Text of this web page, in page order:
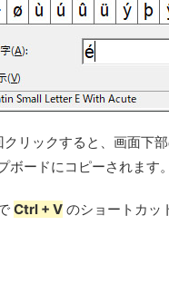
リックすると、画面下
ボードにコピーされます。
Ctrl + V のショートカッ